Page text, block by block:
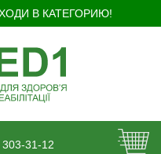
В КАТЕГОРИЮ!
31-12